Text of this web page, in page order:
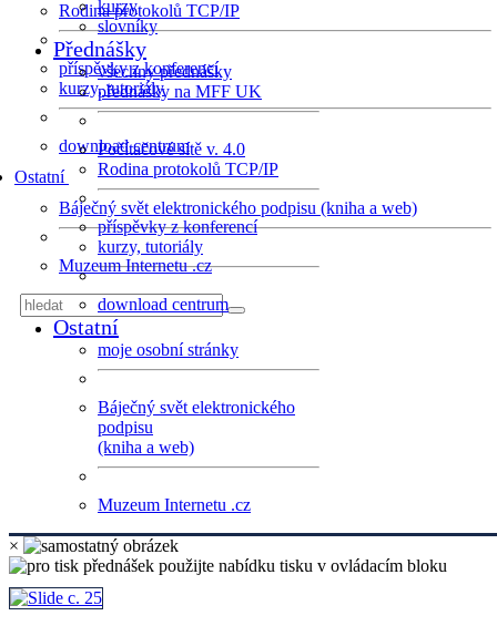
Rodina protokolů TCP/IP
příspěvky z konferencí
kurzy, tutoriály
download centrum
Ostatní
Báječný svět elektronického podpisu (kniha a web)
Muzeum Internetu .cz
kurzy
slovníky
Přednášky
všechny přednášky
přednášky na MFF UK
Počítačové sítě v. 4.0
Rodina protokolů TCP/IP
příspěvky z konferencí
kurzy, tutoriály
download centrum
Ostatní
moje osobní stránky
Báječný svět elektronického
podpisu
(kniha a web)
Muzeum Internetu .cz
×